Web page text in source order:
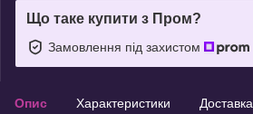
Що таке купити з Пром?
Замовлення під захистом
Опис Характеристики Доставка